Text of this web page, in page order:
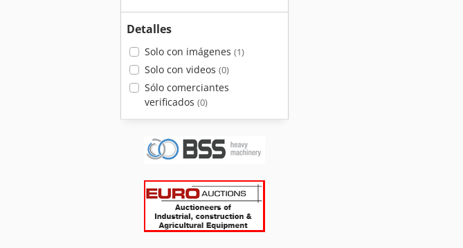
Detalles
Solo con imágenes (1)
Solo con videos (0)
Sólo comerciantes
verificados (0)